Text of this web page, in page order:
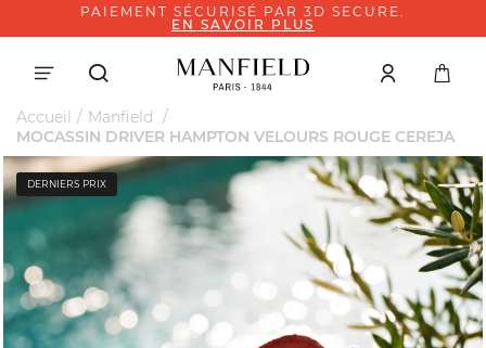
PAIEMENT SÉCURISÉ PAR 3D SECURE.
EN SAVOIR PLUS
Accueil
Manfield
MOCASSIN DRIVER HAMPTON VELOURS ROUGE CEREJA
DERNIERS PRIX